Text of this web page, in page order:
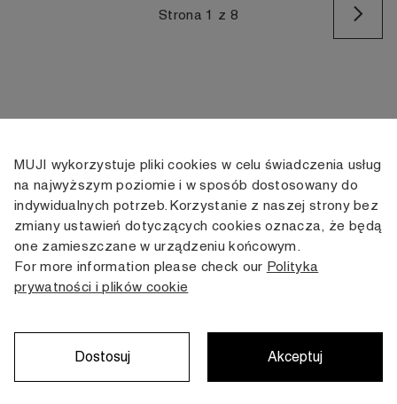
Strona 1 z 8
KONTAKT
+48 505 166 958
zamowienia@muji.com.pl
Infolinia czynna
od poniedziałku do piątku
KONTO
Moje konto
Historia
INFORMACJE
Dostawa
Regulamin
Karta stałego
Klienta
MUJI wykorzystuje pliki cookies w celu świadczenia usług
na najwyższym poziomie i w sposób dostosowany do
indywidualnych potrzeb. Korzystanie z naszej strony bez
zmiany ustawień dotyczących cookies oznacza, że będą
one zamieszczane w urządzeniu końcowym.
For more information please check our Polityka
prywatności i plików cookie
Dostosuj Akceptuj